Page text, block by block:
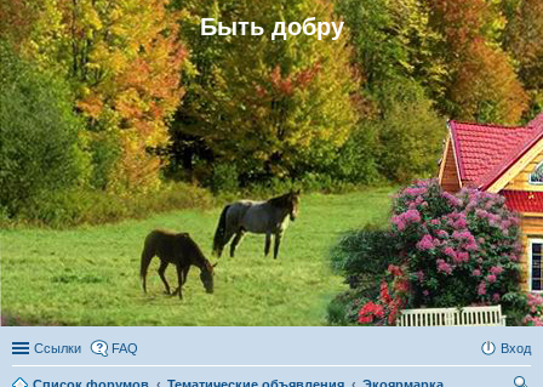
Быть добру
Ссылки FAQ Вход